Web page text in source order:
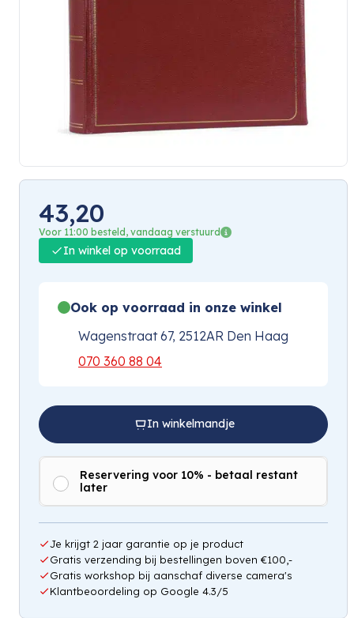
43,20
Voor 11:00 besteld, vandaag verstuurd
In winkel op voorraad
Ook op voorraad in onze winkel
Wagenstraat 67, 2512AR Den Haag
070 360 88 04
In winkelmandje
Reservering voor 10% - betaal restant
later
Je krijgt 2 jaar garantie op je product
Gratis verzending bij bestellingen boven €100,-
Gratis workshop bij aanschaf diverse camera's
Klantbeoordeling op Google 4.3/5